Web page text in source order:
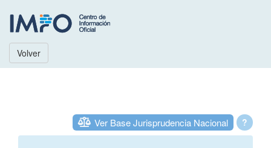
Volver
?
Ver Base Jurisprudencia Nacional